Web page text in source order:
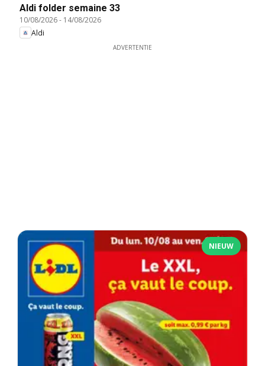
Aldi folder semaine 33
10/08/2026- 14/08/2026
Aldi
ADVERTENTIE
NIEUW